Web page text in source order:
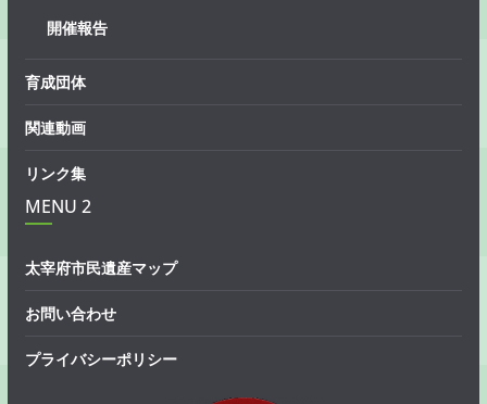
開催報告
育成団体
関連動画
リンク集
MENU 2
太宰府市民遺産マップ
お問い合わせ
プライバシーポリシー